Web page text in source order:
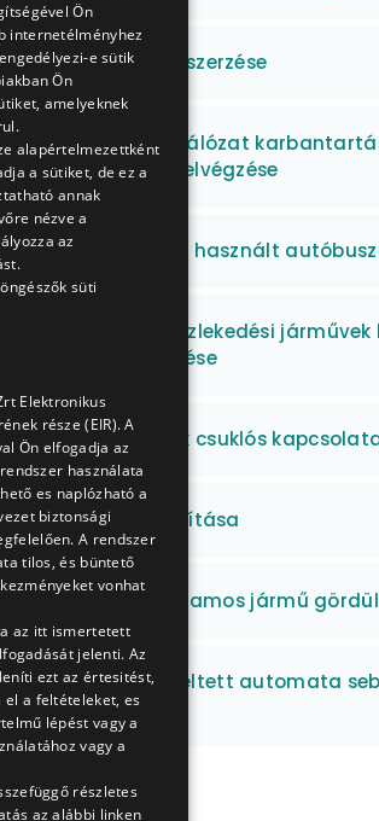
termékek beszerzése
felsővezeték hálózat
munkáinak elvégzése
szóló, használt
tömegközlekedési
beszerzése
járművek csuklós
fogaskerekek szállítása
Metró, MFAV és Villamos jármű
üzemeltett automata
javítása
Ön
internetélményhez
e sütik
Ön
amelyeknek
alapértelmezettként
a sütiket, de ez a
annak
nézve a
az
süti
Elektronikus
része (EIR). A
Ön elfogadja az
használata
es naplózható a
biztonsági
A rendszer
tilos, és büntető
vonhat
az itt ismertetett
jelenti. Az
ezt az értesitést,
el a feltételeket, es
lépést vagy a
vagy a
részletes
az alábbi linken